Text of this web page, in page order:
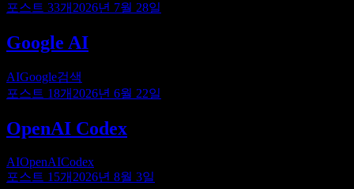
포스트 33개 2026년 7월 28일
Google AI
AIGoogle검색
포스트 18개 2026년 6월 22일
OpenAI Codex
AIOpenAICodex
포스트 15개 2026년 8월 3일